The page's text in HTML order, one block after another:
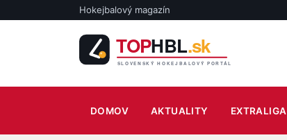
Skočiť na hlavný obsahHokejbalový magazín
Main navigation
DOMOV AKTUALITY EXTRALIGA